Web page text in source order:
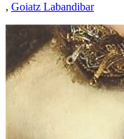
, Goiatz Labandibar